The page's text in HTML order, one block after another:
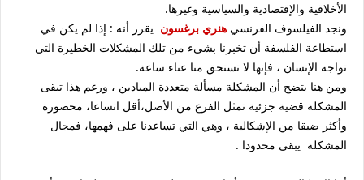
الأخلاقية والإقتصادية والسياسية وغيرها.
ونجد الفيلسوف الفرنسي هنري برغسون يقرر أنه : إذا لم يكن في
استطاعة الفلسفة أن تخبرنا بشيء من تلك المشكلات الخطيرة التي
تواجه الإنسان ، فإنها لا تستحق منا عناء ساعة.
ومن هنا يتضح أن المشكلة مسألة متعددة الميادين ، ورغم هذا تبقى
المشكلة قضية جزئية تمثل الفرع من الأصل،أقل اتساعا، محصورة
وأكثر ضيقا من الإشكالية ، وهي التي تساعدنا على فهمها، فمجال
المشكلة يبقى محدودا .